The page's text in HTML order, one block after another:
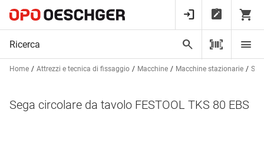
Home Attrezzi e tecnica di fissaggio Macchine Macchine stazionarie
Sega circolare da tavolo FESTOOL TKS 80 EBS